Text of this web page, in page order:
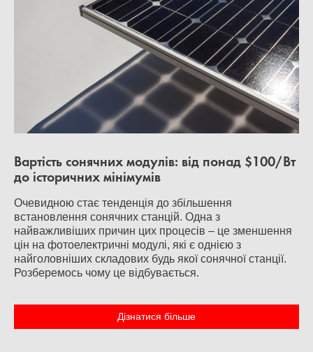
Вартість сонячних модулів: від понад $100/Вт
до історичних мінімумів
Очевидною стає тенденція до збільшення
встановлення сонячних станцій. Одна з
найважливіших причин цих процесів – це зменшення
цін на фотоелектричні модулі, які є однією з
найголовніших складових будь якої сонячної станції.
Розберемось чому це відбувається.
Дізнатися більше